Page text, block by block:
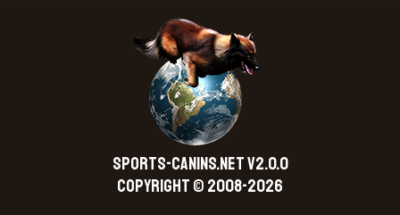
SPORTS-CANINS.NET V2.0.0
Copyright © 2008-2026